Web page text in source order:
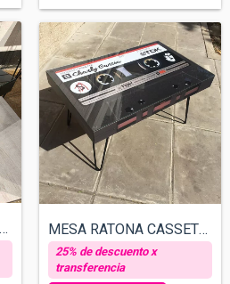
MESA RATONA CASSETTE - MICHAEL JACKSON MESA RATONA CASSETTE - CHARLY GARCÍA